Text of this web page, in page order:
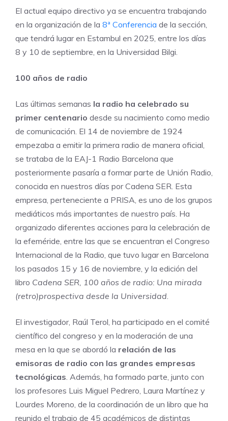
El actual equipo directivo ya se encuentra trabajando
en la organización de la 8ª Conferencia de la sección,
que tendrá lugar en Estambul en 2025, entre los días
8 y 10 de septiembre, en la Universidad Bilgi.
100 años de radio
Las últimas semanas la radio ha celebrado su
primer centenario desde su nacimiento como medio
de comunicación. El 14 de noviembre de 1924
empezaba a emitir la primera radio de manera oficial,
se trataba de la EAJ-1 Radio Barcelona que
posteriormente pasaría a formar parte de Unión Radio,
conocida en nuestros días por Cadena SER. Esta
empresa, perteneciente a PRISA, es uno de los grupos
mediáticos más importantes de nuestro país. Ha
organizado diferentes acciones para la celebración de
la efeméride, entre las que se encuentran el Congreso
Internacional de la Radio, que tuvo lugar en Barcelona
los pasados 15 y 16 de noviembre, y la edición del
libro Cadena SER, 100 años de radio: Una mirada
(retro)prospectiva desde la Universidad
El investigador, Raúl Terol, ha participado en el comité
científico del congreso y en la moderación de una
mesa en la que se abordó la relación de las
emisoras de radio con las grandes empresas
tecnológicas . Además, ha formado parte, junto con
los profesores Luis Miguel Pedrero, Laura Martínez y
Lourdes Moreno, de la coordinación de un libro que ha
reunido el trabajo de 45 académicos de distintas